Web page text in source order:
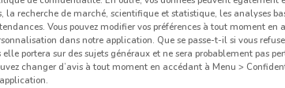
la recherche de marché, scientifique et statistique, les analyses
Vous pouvez modifier vos préférences à tout moment en
dans notre application. Que se passe-t-il si vous
portera sur des sujets généraux et ne sera probablement pas
changer d’avis à tout moment en accédant à Menu >